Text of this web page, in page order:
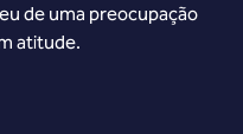
de uma preocupação
atitude.